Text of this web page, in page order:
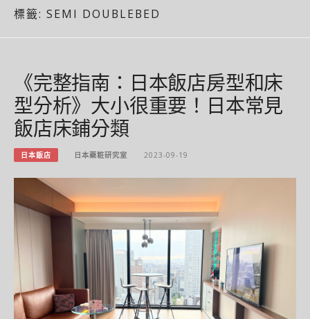
標籤: SEMI DOUBLEBED
《完整指南：日本飯店房型和床
型分析》大小很重要！日本常見
飯店床鋪分類
日本飯店 日本藥粧研究室 2023-09-19